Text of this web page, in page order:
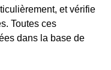
et vérifie
Toutes ces
dans la base de